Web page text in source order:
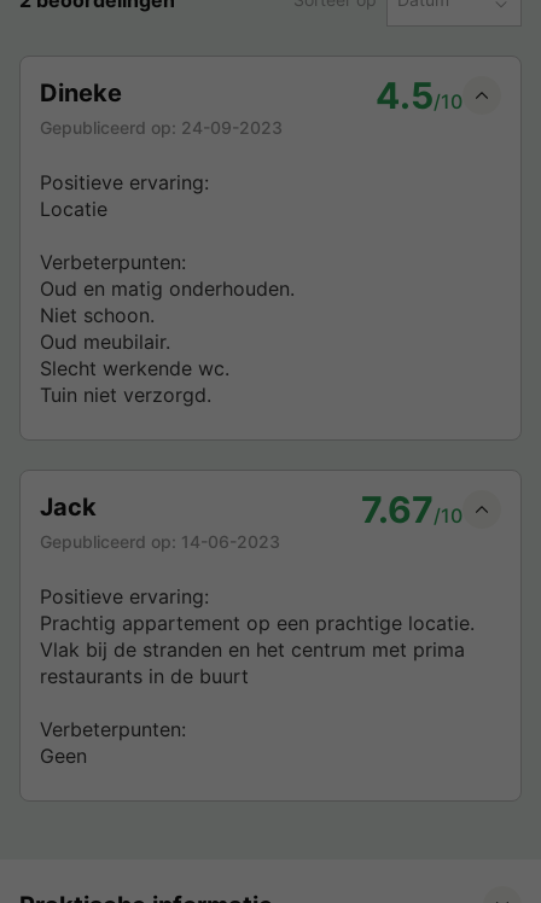
Dineke 4.5/10
Gepubliceerd op: 24-09-2023
Positieve ervaring:
Locatie
Verbeterpunten:
Oud en matig onderhouden.
Niet schoon.
Oud meubilair.
Slecht werkende wc.
Tuin niet verzorgd.
Jack 7.67/10
Gepubliceerd op: 14-06-2023
Positieve ervaring:
Prachtig appartement op een prachtige locatie.
Vlak bij de stranden en het centrum met prima
restaurants in de buurt
Verbeterpunten:
Geen